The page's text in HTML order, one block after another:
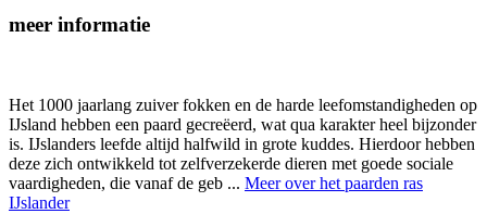
meer informatie
Het 1000 jaarlang zuiver fokken en de harde leefomstandigheden op
IJsland hebben een paard gecreëerd, wat qua karakter heel bijzonder
is. IJslanders leefde altijd halfwild in grote kuddes. Hierdoor hebben
deze zich ontwikkeld tot zelfverzekerde dieren met goede sociale
vaardigheden, die vanaf de geb ... Meer over het paarden ras
IJslander